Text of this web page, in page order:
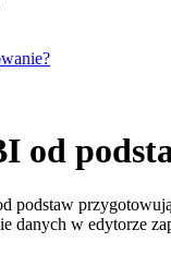
od
podstaw
danych w edytorze